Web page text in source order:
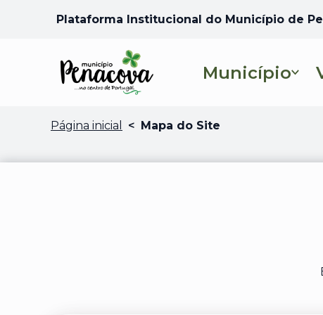
Plataforma Institucional do Município de
Município
Página inicial < Mapa do Site